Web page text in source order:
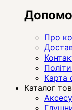
Про
Карта
Каталог